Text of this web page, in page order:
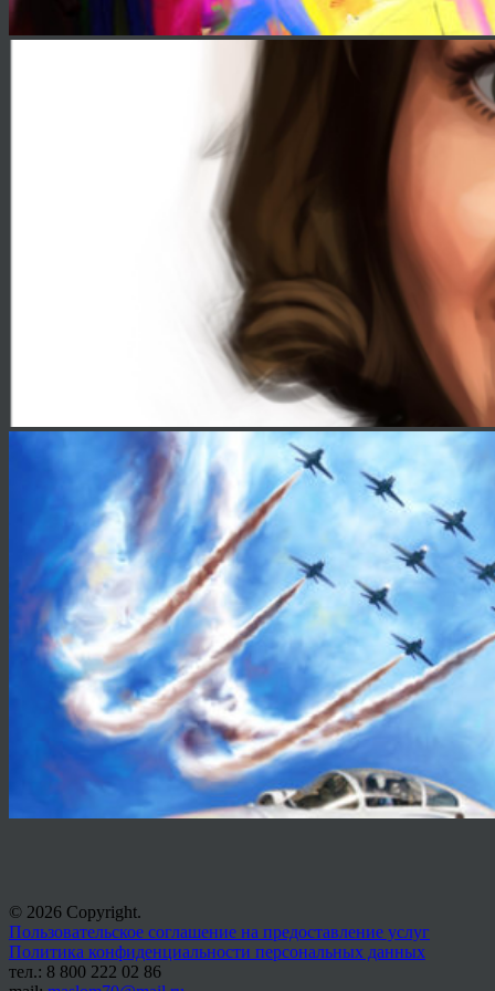
© 2026 Copyright.
Пользовательское соглашение на предоставление услуг
Политика конфиденциальности персональных данных
тел.: 8 800 222 02 86